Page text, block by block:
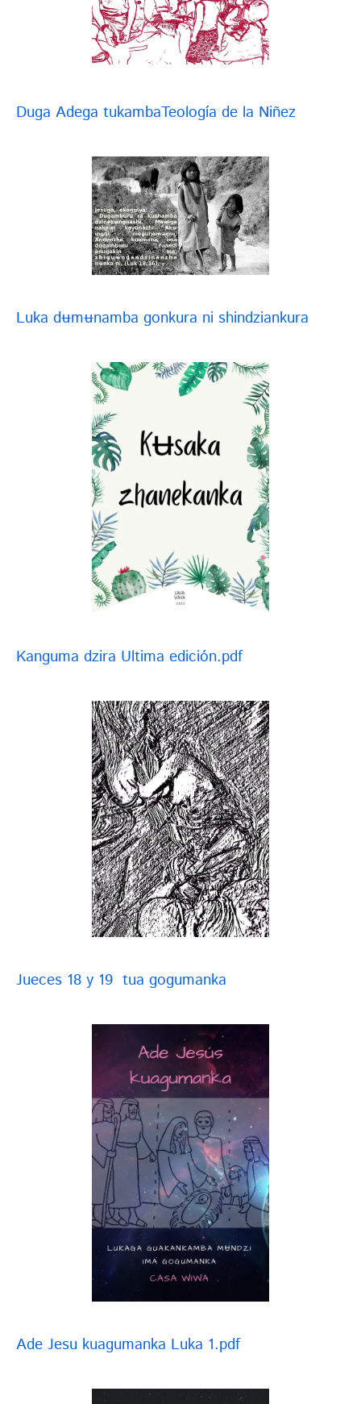
Duga Adega tukambaTeología de la Niñez
Luka dʉmʉnamba gonkura ni shindziankura
Kanguma dzira Ultima edición.pdf
Jueces 18 y 19 tua gogumanka
Ade Jesu kuagumanka Luka 1.pdf